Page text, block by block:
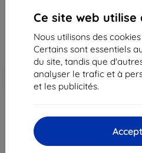
Ce site web utilise
Nous utilisons des
Certains sont essentiels
du site, tandis que
analyser le trafic et à
et les publicités.
1 571,90 €
873,81 €
-10%
Réduction avec
EXTRA10
épuisé
épuisé